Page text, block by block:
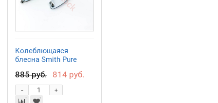
Колеблющаяся
блесна Smith Pure
885 руб. 814 руб.
+
-